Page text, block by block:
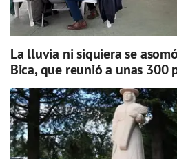
La lluvia ni siquiera se
Bica, que reunió a unas 300